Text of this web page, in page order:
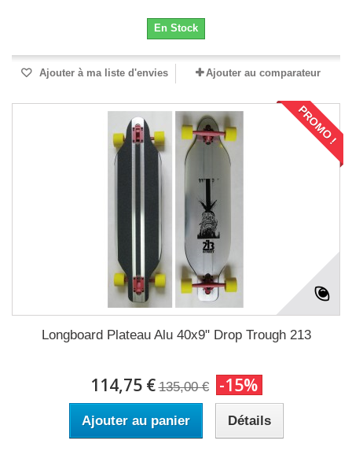
En Stock
Ajouter à ma liste d'envies Ajouter au comparateur
PROMO !
Longboard Plateau Alu 40x9" Drop Trough 213
114,75 € 135,00 € -15%
Ajouter au panier Détails